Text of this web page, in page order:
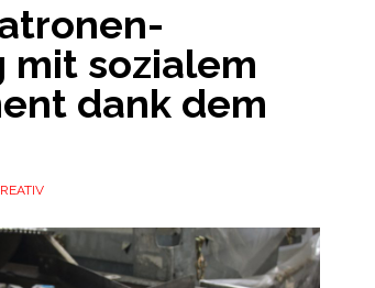
mit sozialem
dank dem